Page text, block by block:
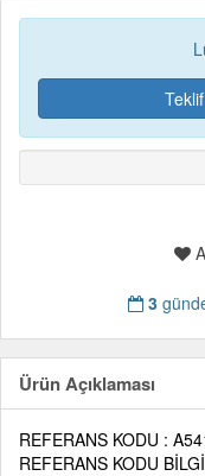
3
Ürün Açıklaması
REFERANS KODU :
REFERANS KODU